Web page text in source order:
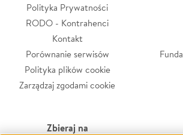
Polityka Prywatności
RODO - Kontrahenci
Kontakt
Porównanie serwisów
Polityka plików cookie
Zarządzaj zgodami cookie
Zbieraj na